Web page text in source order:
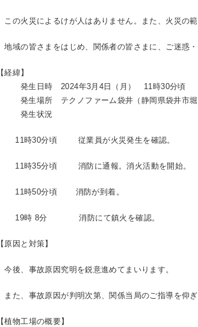
この火災によるけが人はありません。また、火災の
地域の皆さまをはじめ、関係者の皆さまに、ご迷惑
【経緯】
発生日時 2024年3月4日（月） 11時30分頃
発生場所 テクノファーム袋井（静岡県袋井市
発生状況
11時30分頃 従業員が火災発生を確認。
11時35分頃 消防に通報。消火活動を開始。
11時50分頃 消防が到着。
19時 8分 消防にて鎮火を確認。
【原因と対策】
今後、事故原因究明を鋭意進めてまいります。
また、事故原因が判明次第、関係当局のご指導を仰
【植物工場の概要】